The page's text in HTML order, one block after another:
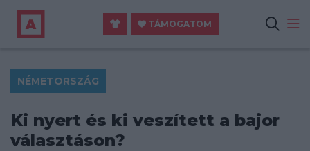
TÁMOGATOM
NÉMETORSZÁG
Ki nyert és ki veszített a bajor
választáson?